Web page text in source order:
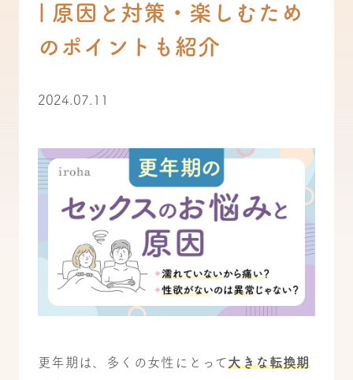
| 原因と対策・楽しむため
のポイントも紹介
2024.07.11
更年期は、多くの女性にとって大きな転換期